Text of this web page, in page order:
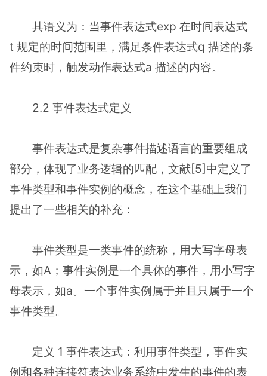
其语义为：当事件表达式exp 在时间表达式
t 规定的时间范围里，满足条件表达式q 描述的条
件约束时，触发动作表达式a 描述的内容。
2.2 事件表达式定义
事件表达式是复杂事件描述语言的重要组成
部分，体现了业务逻辑的匹配，文献[5]中定义了
事件类型和事件实例的概念，在这个基础上我们
提出了一些相关的补充：
事件类型是一类事件的统称，用大写字母表
示，如A；事件实例是一个具体的事件，用小写字
母表示，如a。一个事件实例属于并且只属于一个
事件类型。
定义 1 事件表达式：利用事件类型，事件实
例和各种连接符表达业务系统中发生的事件的表